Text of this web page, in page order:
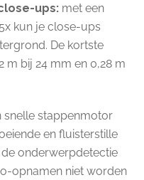
ups: met een
kun je close-ups
De kortste
m bij 24 mm en 0,28 m
snelle stappenmotor
en fluisterstille
de onderwerpdetectie
opnamen niet worden